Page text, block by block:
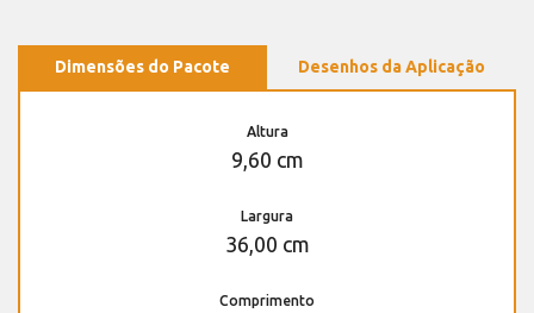
Dimensões do Pacote Desenhos da Aplicação
Altura
9,60 cm
Largura
36,00 cm
Comprimento